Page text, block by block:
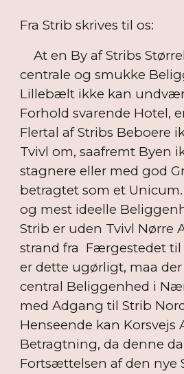
Fra Strib skrives til os:
At en By af Stribs
centrale og smukke
Lillebælt ikke kan
Forhold svarende Hotel,
Flertal af Stribs Beboere
Tvivl om, saafremt Byen
stagnere eller med god
betragtet som et Unicum.
og mest ideelle
Strib er uden Tvivl Nørre
strand fra Færgestedet til
er dette ugørligt, maa
central Beliggenhed i
med Adgang til Strib
Henseende kan Korsvejs
Betragtning, da denne
Fortsættelsen af den nye